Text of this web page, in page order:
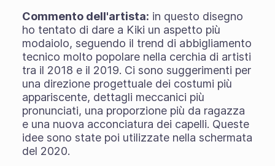
Commento dell'artista: in questo disegno
ho tentato di dare a Kiki un aspetto più
modaiolo, seguendo il trend di abbigliamento
tecnico molto popolare nella cerchia di artisti
tra il 2018 e il 2019. Ci sono suggerimenti per
una direzione progettuale dei costumi più
appariscente, dettagli meccanici più
pronunciati, una proporzione più da ragazza
e una nuova acconciatura dei capelli. Queste
idee sono state poi utilizzate nella schermata
del 2020.